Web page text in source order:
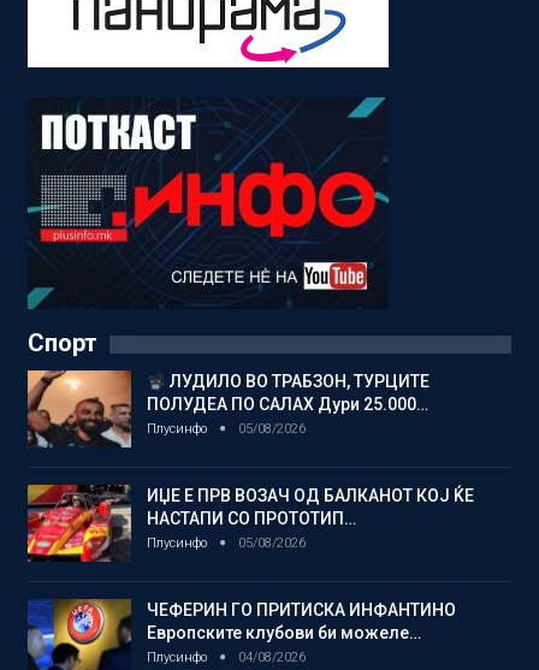
Спорт
ЛУДИЛО ВО ТРАБЗОН, ТУРЦИТЕ
ПОЛУДЕА ПО САЛАХ Дури 25.000…
Плусинфо 05/08/2026
ИЏЕ Е ПРВ ВОЗАЧ ОД БАЛКАНОТ КОЈ ЌЕ
НАСТАПИ СО ПРОТОТИП…
Плусинфо 05/08/2026
ЧЕФЕРИН ГО ПРИТИСКА ИНФАНТИНО
Европските клубови би можеле…
Плусинфо 04/08/2026